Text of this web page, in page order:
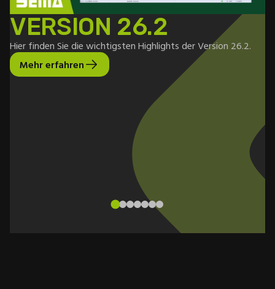
VERSION 26.2
Hier finden Sie die wichtigsten Highlights der Version 26.2.
Mehr erfahren